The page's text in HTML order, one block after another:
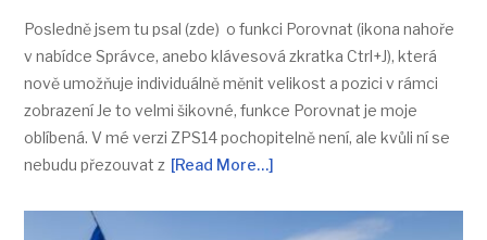
Posledně jsem tu psal (zde) o funkci Porovnat (ikona nahoře
v nabídce Správce, anebo klávesová zkratka Ctrl+J), která
nově umožňuje individuálně měnit velikost a pozici v rámci
zobrazení Je to velmi šikovné, funkce Porovnat je moje
oblíbená. V mé verzi ZPS14 pochopitelně není, ale kvůli ní se
nebudu přezouvat z [Read More…]